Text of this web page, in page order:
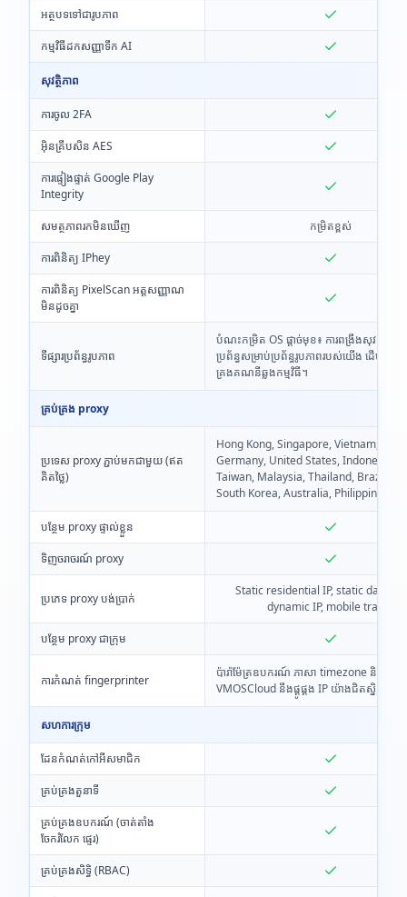
អត្ថបទទៅជារូបភាព
កម្មវិធីដកសញ្ញាទឹក AI
សុវត្ថិភាព
ការចូល 2FA
អ៊ិនគ្រីបសិន AES
ការផ្ទៀងផ្ទាត់ Google Play
Integrity
សមត្ថភាពរកមិនឃើញ កម្រិតខ្ពស់
ការពិនិត្យ IPhey
ការពិនិត្យ PixelScan អត្តសញ្ញាណ
មិនដូចគ្នា
ទីផ្សារប្រព័ន្ធរូបភាព
បំណះកម្រិត OS ផ្តាច់មុខ៖ ការពង្រឹងសុវត្ថិភាព
ប្រព័ន្ធសម្រាប់ប្រព័ន្ធរូបភាពរបស់យើង ដើម្បីការព
គ្រងគណនីឆ្លងកម្មវិធី។
គ្រប់គ្រង proxy
ប្រទេស proxy ភ្ជាប់មកជាមួយ (ឥត
គិតថ្លៃ)
Hong Kong, Singapore, Vietnam, Italy,
Germany, United States, Indonesia,
Taiwan, Malaysia, Thailand, Brazil,
South Korea, Australia, Philippines
បន្ថែម proxy ផ្ទាល់ខ្លួន
ទិញចរាចរណ៍ proxy
ប្រភេទ proxy បង់ប្រាក់
Static residential IP, static data
dynamic IP, mobile traffic
បន្ថែម proxy ជាក្រុម
ការកំណត់ fingerprinter
ប៉ារ៉ាម៉ែត្រឧបករណ៍ ភាសា timezone និងទីតាំ
VMOSCloud នឹងផ្គូផ្គង IP យ៉ាងជិតស្និទ្ធស្វ័យប្
សហការក្រុម
ដែនកំណត់កៅអីសមាជិក
គ្រប់គ្រងតួនាទី
គ្រប់គ្រងឧបករណ៍ (ចាត់តាំង
ចែករំលែក ផ្ទេរ)
គ្រប់គ្រងសិទ្ធិ (RBAC)